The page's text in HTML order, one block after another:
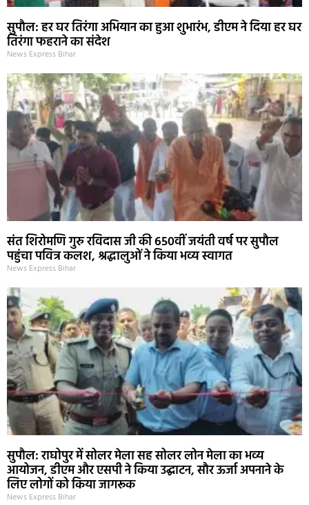
सुपौल: हर घर तिरंगा अभियान का हुआ शुभारंभ, डीएम ने दिया हर घर
तिरंगा फहराने का संदेश
News Express Bihar
संत शिरोमणि गुरु रविदास जी की 650वीं जयंती वर्ष पर सुपौल
पहुंचा पवित्र कलश, श्रद्धालुओं ने किया भव्य स्वागत
News Express Bihar
सुपौल: राघोपुर में सोलर मेला सह सोलर लोन मेला का भव्य
आयोजन, डीएम और एसपी ने किया उद्घाटन, सौर ऊर्जा अपनाने के
लिए लोगों को किया जागरूक
News Express Bihar